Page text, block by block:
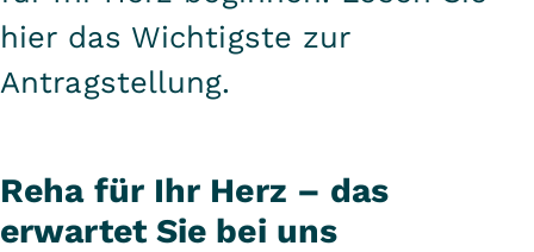
hier das Wichtigste zur
Antragstellung.
Reha für Ihr Herz – das
erwartet Sie bei uns